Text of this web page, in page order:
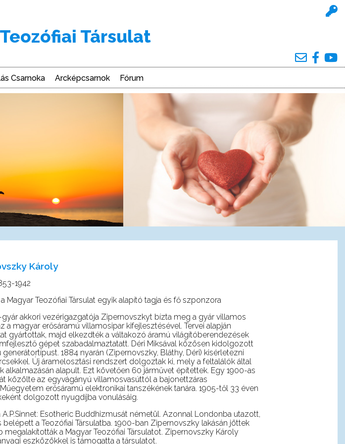
Társulat
Csarnoka Arcképcsarnok Fórum
Károly
1942
a Magyar Teozófiai Társulat egyik alapító tagja és fő szponzora
akkori vezérigazgatója Zipernovszkyt bízta meg a gyár villamos
a magyar erősáramú villamosipar kifejlesztésével. Tervei alapján
gyártottak, majd elkezdték a váltakozó áramú világítóberendezések
gépet szabadalmaztatatt. Déri Miksával közösen kidolgozott
1884 nyarán (Zipernovszky, Bláthy, Déri) kisérletezni
Új áramelosztási rendszert dolgoztak ki, mely a feltalálók által
alapult. Ezt követően 60 járművet építettek. Egy 1900-as
közölte az egyvágányú villamosvasúttól a bajonettzáras
erősáramú elektronikai tanszékének tanára. 1905-től 33 éven
dolgozott nyugdíjba vonulásáig.
Esotheric Buddhizmusát németül. Azonnal Londonba utazott,
a Teozófiai Társulatba. 1900-ban Zipernovszky lakásán jöttek
a Magyar Teozófiai Társulatot. Zipernovszky Károly
eszközökkel is támogatta a társulatot.